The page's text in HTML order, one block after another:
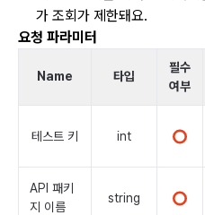
가 조회가 제한돼요.
요청 파라미터
Name 타입
필수
여부
테스트 키 int
API 패키
지 이름
string